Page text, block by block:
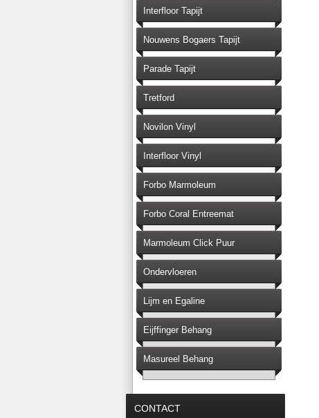
Interfloor Tapijt
Nouwens Bogaers Tapijt
Parade Tapijt
Tretford
Novilon Vinyl
Interfloor Vinyl
Forbo Marmoleum
Forbo Coral Entreemat
Marmoleum Click Puur
Ondervloeren
Lijm en Egaline
Eijffinger Behang
Masureel Behang
CONTACT